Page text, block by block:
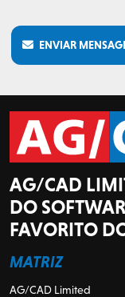
ENVIAR
AG/CAD
DO
FAVORITO
MATRIZ
AG/CAD Limited